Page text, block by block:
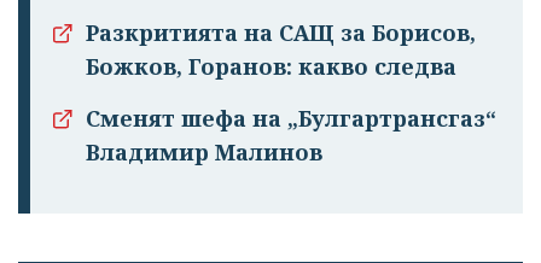
Разкритията на САЩ за Борисов,
Божков, Горанов: какво следва
Сменят шефа на „Булгартрансгаз“
Владимир Малинов